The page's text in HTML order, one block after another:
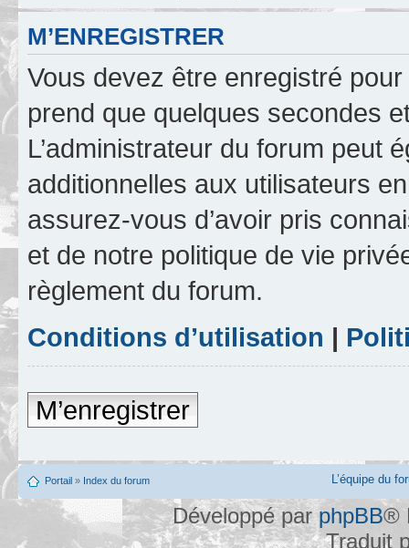
M’ENREGISTRER
Vous devez être enregistré
prend que quelques secondes
L’administrateur du forum peut
additionnelles aux utilisateurs
assurez-vous d’avoir pris
et de notre politique de vie
règlement du forum.
Conditions d’utilisation |
M’enregistrer
Portail » Index du forum L’équipe du
Développé parphpBB®
Traduit